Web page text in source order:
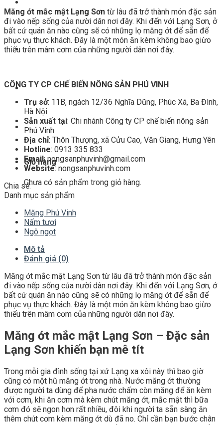
Thư viện ảnh
Các món ăn
Liên hệ
Giỏ hàng
Chưa có sản phẩm trong giỏ hàng.
Măng ớt mắc mật Lạng Sơn từ lâu đã trở thành món đặc sản
đi vào nếp sống của nười dân nơi đây. Khi đến với Lạng Sơn, ở
bất cứ quán ăn nào cũng sẽ có những lọ măng ớt để sẵn để
phục vụ thực khách. Đây là một món ăn kèm không bao giừo
thiếu trên mâm cơm của những người dân nơi đây.
CÔNG TY CP CHẾ BIẾN NÔNG SẢN PHÚ VINH
Trụ sở: 11B, ngách 12/36 Nghĩa Dũng, Phúc Xá, Ba Đình,
Hà Nội
Sản xuất tại: Chi nhánh Công ty CP chế biến nông sản
Phú Vinh
Địa chỉ: Thôn Thượng, xã Cửu Cao, Văn Giang, Hưng Yên
Hotline: 0913 335 833
Email: nongsanphuvinh@gmail.com
Website: nongsanphuvinh.com
Chia sẻ:
Danh mục sản phẩm
Măng Phú Vinh
Nấm tươi
Ngô ngọt
Mô tả
Đánh giá (0)
Măng ớt mắc mật Lạng Sơn từ lâu đã trở thành món đặc sản
đi vào nếp sống của nười dân nơi đây. Khi đến với Lạng Sơn, ở
bất cứ quán ăn nào cũng sẽ có những lọ măng ớt để sẵn để
phục vụ thực khách. Đây là một món ăn kèm không bao giừo
thiếu trên mâm cơm của những người dân nơi đây.
Măng ớt mắc mật Lạng Sơn – Đặc sản
Lạng Sơn khiến bạn mê tít
Trong mỗi gia đình sống tại xứ Lạng xa xôi này thì bao giờ
cũng có một hũ măng ớt trong nhà. Nước măng ớt thường
được người ta dùng để pha nước chấm còn măng để ăn kèm
với cơm, khi ăn cơm mà kèm chút măng ớt, mắc mật thì bữa
cơm đó sẽ ngon hơn rất nhiều, đôi khi người ta sẵn sàng ăn
thêm chút cơm kèm măng ớt dù đã no. Chỉ cần bạn bước chân